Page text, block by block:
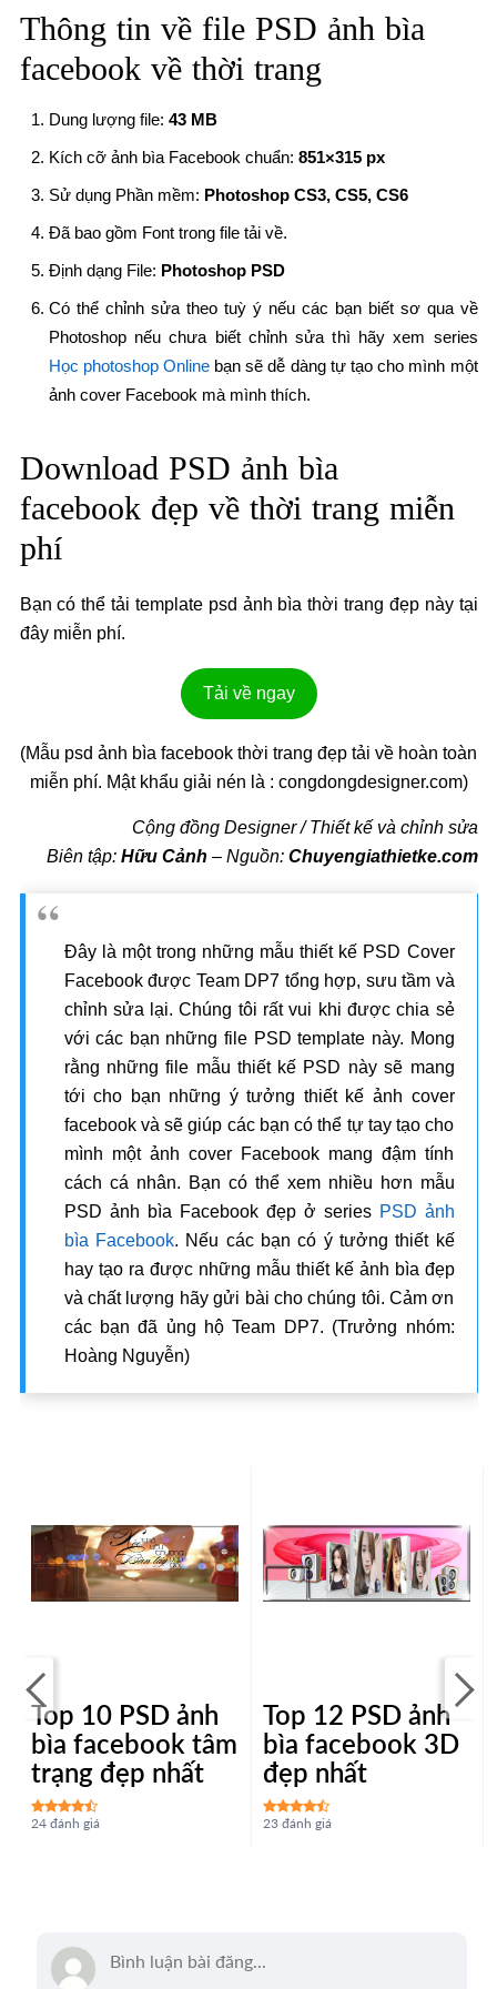
Thông tin về file PSD ảnh bìa
facebook về thời trang
Dung lượng file: 43 MB
Kích cỡ ảnh bìa Facebook chuẩn: 851×315 px
Sử dụng Phần mềm: Photoshop CS3, CS5, CS6
Đã bao gồm Font trong file tải về.
Định dạng File: Photoshop PSD
Có thể chỉnh sửa theo tuỳ ý nếu các bạn biết sơ qua về
Photoshop nếu chưa biết chỉnh sửa thì hãy xem series
Học photoshop Onlinebạn sẽ dễ dàng tự tạo cho mình một
ảnh cover Facebook mà mình thích.
Download PSD ảnh bìa
facebook đẹp về thời trang miễn
phí
Bạn có thể tải template psd ảnh bìa thời trang đẹp này tại
đây miễn phí.
Tải về ngay
(Mẫu psd ảnh bìa facebook thời trang đẹp tải về hoàn toàn
miễn phí. Mật khẩu giải nén là : congdongdesigner.com)
Cộng đồng Designer / Thiết kế và chỉnh sửa
Biên tập: Hữu Cảnh – Nguồn: Chuyengiathietke.com
Đây là một trong những mẫu thiết kế PSD Cover
Facebook được Team DP7 tổng hợp, sưu tầm và
chỉnh sửa lại. Chúng tôi rất vui khi được chia sẻ
với các bạn những file PSD template này. Mong
rằng những file mẫu thiết kế PSD này sẽ mang
tới cho bạn những ý tưởng thiết kế ảnh cover
facebook và sẽ giúp các bạn có thể tự tay tạo cho
mình một ảnh cover Facebook mang đậm tính
cách cá nhân. Bạn có thể xem nhiều hơn mẫu
PSD ảnh bìa Facebook đẹp ở series PSD ảnh
bìa Facebook. Nếu các bạn có ý tưởng thiết kế
hay tạo ra được những mẫu thiết kế ảnh bìa đẹp
và chất lượng hãy gửi bài cho chúng tôi. Cảm ơn
các bạn đã ủng hộ Team DP7. (Trưởng nhóm:
Hoàng Nguyễn)
Top 10 PSD ảnh
bìa facebook tâm
trạng đẹp nhất
24 đánh giá
Top 12 PSD ảnh
bìa facebook 3D
đẹp nhất
23 đánh giá